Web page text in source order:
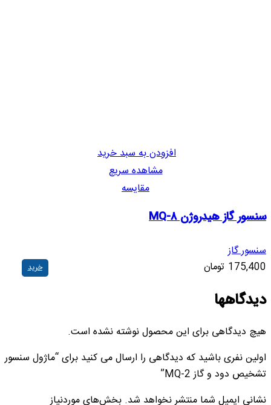
افزودن به سبد خرید
مشاهده سریع
مقایسه
سنسور گاز هیدروژن MQ-8
سنسور گاز
175,400 تومان خرید
دیدگاهها
هیچ دیدگاهی برای این محصول نوشته نشده است.
اولین نفری باشید که دیدگاهی را ارسال می کنید برای “ماژول سنسور
تشخیص دود و گاز MQ-2”
نشانی ایمیل شما منتشر نخواهد شد. بخش‌های موردنیاز